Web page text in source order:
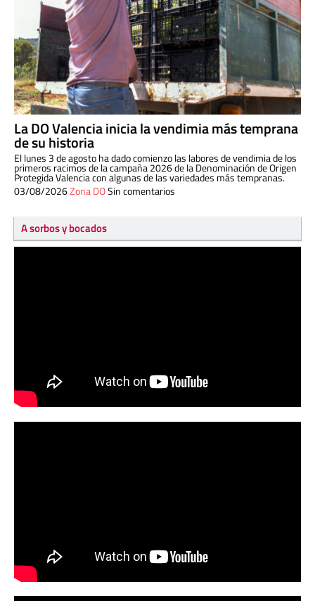
La DO Valencia inicia la vendimia más temprana
de su historia
El lunes 3 de agosto ha dado comienzo las labores de vendimia de los
primeros racimos de la campaña 2026 de la Denominación de Origen
Protegida Valencia con algunas de las variedades más tempranas.
03/08/2026Zona DOSin comentarios
A sorbos y bocados